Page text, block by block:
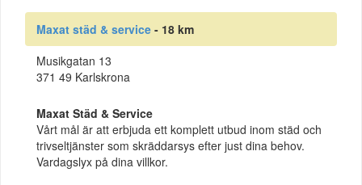
Maxat städ & service - 18 km
Musikgatan 13
371 49 Karlskrona
Maxat Städ & Service
Vårt mål är att erbjuda ett komplett utbud inom städ och
trivseltjänster som skräddarsys efter just dina behov.
Vardagslyx på dina villkor.